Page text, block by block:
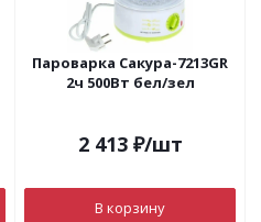
Пароварка Сакура-7213GR
2ч 500Вт бел/зел
2 413₽/шт
В корзину